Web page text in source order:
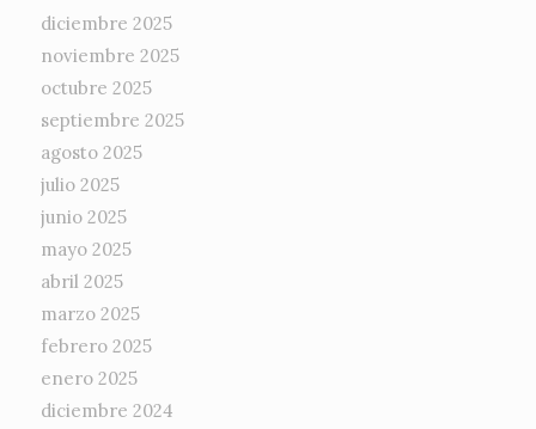
diciembre 2025
noviembre 2025
octubre 2025
septiembre 2025
agosto 2025
julio 2025
junio 2025
mayo 2025
abril 2025
marzo 2025
febrero 2025
enero 2025
diciembre 2024